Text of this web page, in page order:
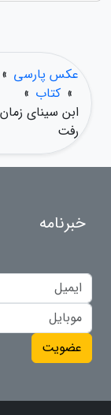
عکس پارسی »
» کتاب »
رفت
خبرنامه
عضویت